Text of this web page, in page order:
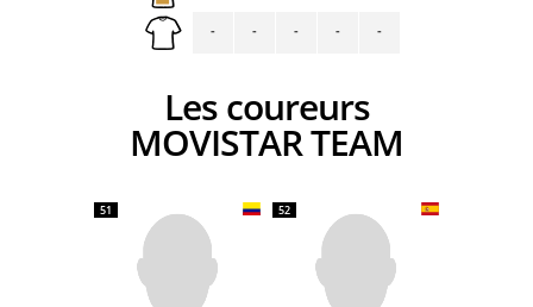
- - - - -
Les coureurs
MOVISTAR TEAM
51 52